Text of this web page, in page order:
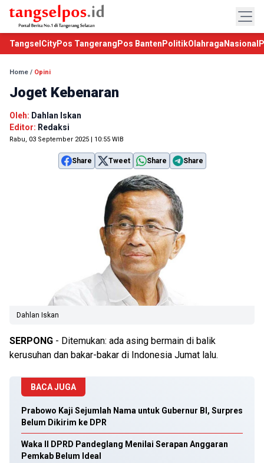
TangselCityPos Tangerang Pos Banten PolitikOlahraga Nasional
Home / Opini
Joget Kebenaran
Oleh: Dahlan Iskan
Editor: Redaksi
Rabu, 03 September 2025 | 10:55 WIB
Share Tweet Share Share
Dahlan Iskan
SERPONG - Ditemukan: ada asing bermain di balik
kerusuhan dan bakar-bakar di Indonesia Jumat lalu.
BACA JUGA
Prabowo Kaji Sejumlah Nama untuk Gubernur BI, Surpres
Belum Dikirim ke DPR
Waka II DPRD Pandeglang Menilai Serapan Anggaran
Pemkab Belum Ideal